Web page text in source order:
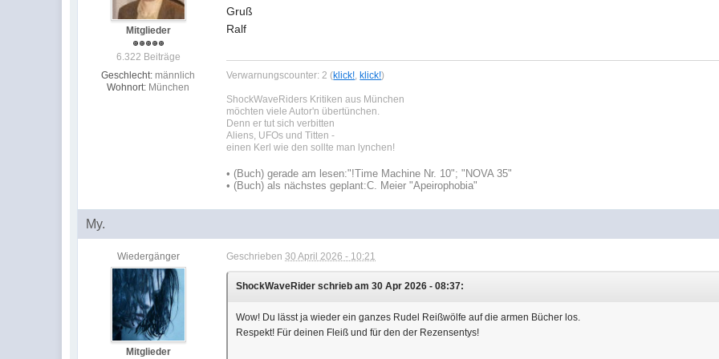
Mitglieder
6.322 Beiträge
Geschlecht: männlich
Wohnort: München
Gruß
Ralf
Verwarnungscounter: 2 (klick! klick!)
ShockWaveRiders Kritiken aus München
möchten viele Autor'n übertünchen.
Denn er tut sich verbitten
Aliens, UFOs und Titten -
einen Kerl wie den sollte man lynchen!
• (Buch) gerade am lesen:"!Time Machine Nr. 10"; "NOVA 35"
• (Buch) als nächstes geplant:C. Meier "Apeirophobia"
My.
Wiedergänger
Mitglieder
Geschrieben30 April 2026 - 10:21
ShockWaveRider schrieb am 30 Apr 2026 - 08:37:
Wow! Du lässt ja wieder ein ganzes Rudel Reißwölfe auf die armen Bücher los.
Respekt! Für deinen Fleiß und für den der Rezensentys!